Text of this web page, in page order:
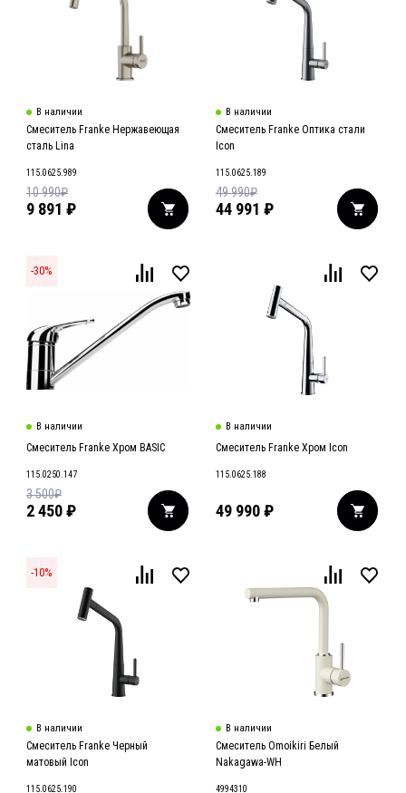
В наличии
Смеситель Franke Нержавеющая
сталь Lina
115.0625.989
9 891 ₽
10 990₽
В наличии
Смеситель Franke Оптика стали
Icon
115.0625.189
44 991 ₽
49 990₽
-30%
В наличии
Смеситель Franke Хром BASIC
115.0250.147
2 450₽
3 500₽
В наличии
Смеситель Franke Хром Icon
115.0625.188
49 990 ₽
-10%
В наличии
Смеситель Franke Черный
матовый Icon
115.0625.190
В наличии
Смеситель Omoikiri Белый
Nakagawa-WH
4994310